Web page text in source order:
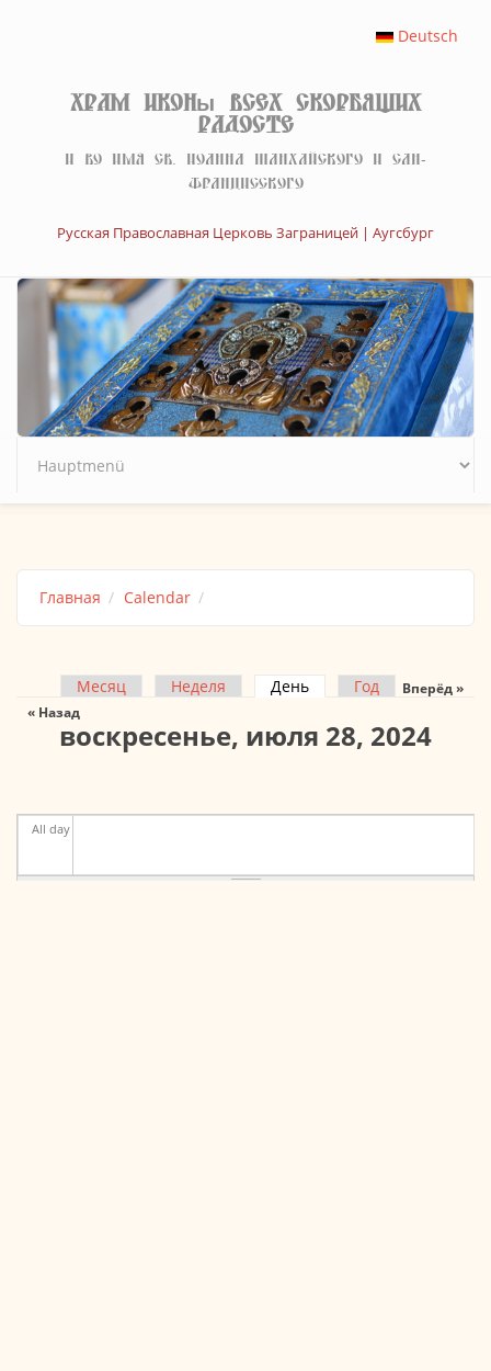
Deutsch
Храм иконы Всех скорбящих
Радосте
И во имя св. Иоанна Шанхайского и Сан-
Францисского
Русская Православная Церковь Заграницей | Аугсбург
Главная Calendar
Главные вкладки
Месяц Неделя День (активная вкладка)
Год
воскресенье, июля 28, 2024
« Назад
Вперёд »
All day